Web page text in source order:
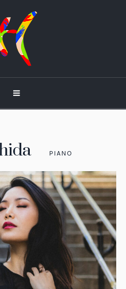
PIANO